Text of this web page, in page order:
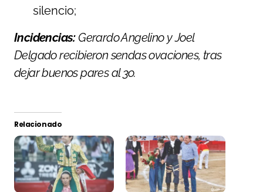
silencio;
Incidencias: Gerardo Angelino y Joel
Delgado recibieron sendas ovaciones, tras
dejar buenos pares al 3o.
Relacionado